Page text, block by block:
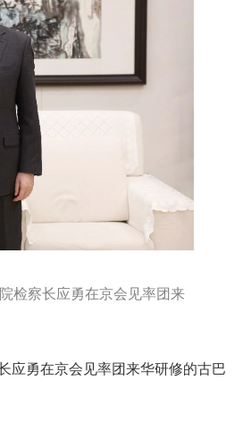
检察长应勇在京会见率团来
应勇在京会见率团来华研修的古巴